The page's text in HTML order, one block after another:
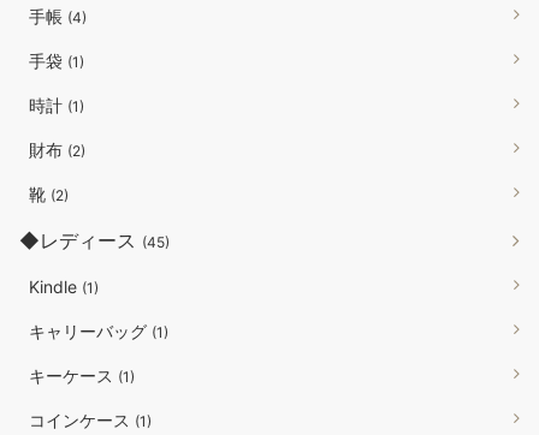
手帳 (4)
手袋 (1)
時計 (1)
財布 (2)
靴 (2)
◆レディース (45)
Kindle (1)
キャリーバッグ (1)
キーケース (1)
コインケース (1)